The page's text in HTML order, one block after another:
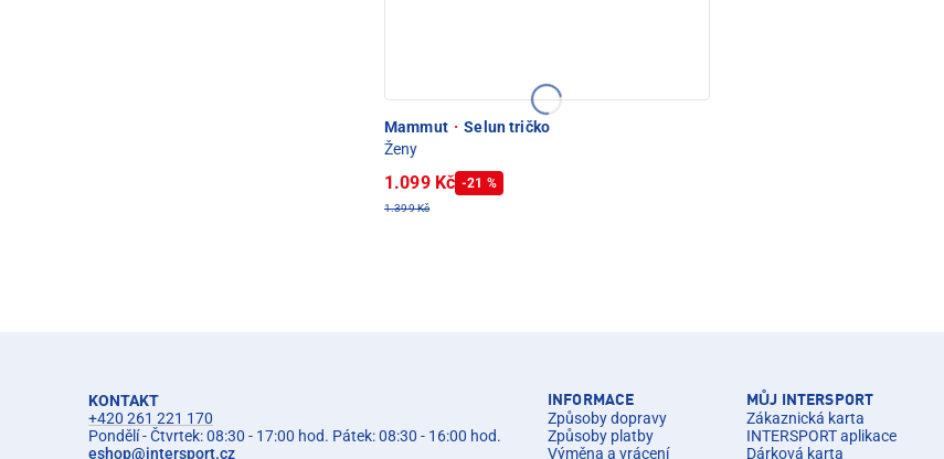
Mammut · Selun tričko
Ženy
1.099 Kč -21 %
1.399 Kč
KONTAKT
+420 261 221 170
Pondělí - Čtvrtek: 08:30 - 17:00 hod. Pátek: 08:30 - 16:00 hod.
eshop@intersport.cz
INFORMACE
Způsoby dopravy
Způsoby platby
Výměna a vrácení
MŮJ INTERSPORT
Zákaznická karta
INTERSPORT aplikace
Dárková karta